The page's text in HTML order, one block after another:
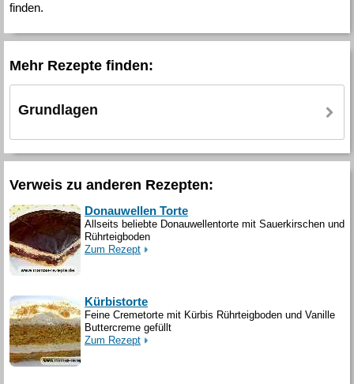
finden.
Mehr Rezepte finden:
Grundlagen
Verweis zu anderen Rezepten:
Donauwellen Torte
Allseits beliebte Donauwellentorte mit Sauerkirschen und
Rührteigboden
Zum Rezept
Kürbistorte
Feine Cremetorte mit Kürbis Rührteigboden und Vanille
Buttercreme gefüllt
Zum Rezept